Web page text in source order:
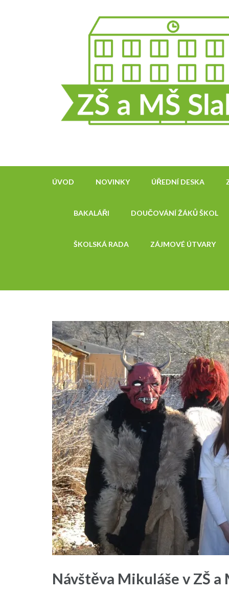
ÚVOD NOVINKY ÚŘEDNÍ DESKA
BAKALÁŘI DOUČOVÁNÍ ŽÁKŮ ŠKOL
ŠKOLSKÁ RADA ZÁJMOVÉ ÚTVARY
Návštěva Mikuláše v ZŠ a